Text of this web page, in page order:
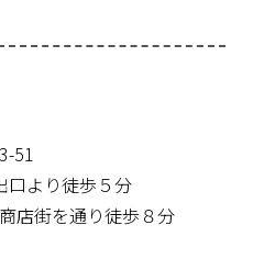
51
より徒歩５分
店街を通り徒歩８分